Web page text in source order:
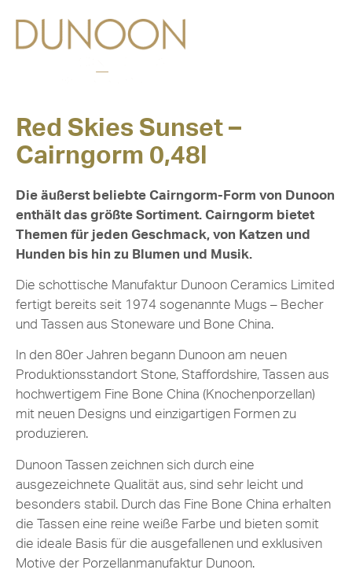
Red Skies Sunset –
Cairngorm 0,48l
Die äußerst beliebte Cairngorm-Form von Dunoon
enthält das größte Sortiment. Cairngorm bietet
Themen für jeden Geschmack, von Katzen und
Hunden bis hin zu Blumen und Musik.
Die schottische Manufaktur Dunoon Ceramics Limited
fertigt bereits seit 1974 sogenannte Mugs – Becher
und Tassen aus Stoneware und Bone China.
In den 80er Jahren begann Dunoon am neuen
Produktionsstandort Stone, Staffordshire, Tassen aus
hochwertigem Fine Bone China (Knochenporzellan)
mit neuen Designs und einzigartigen Formen zu
produzieren.
Dunoon Tassen zeichnen sich durch eine
ausgezeichnete Qualität aus, sind sehr leicht und
besonders stabil. Durch das Fine Bone China erhalten
die Tassen eine reine weiße Farbe und bieten somit
die ideale Basis für die ausgefallenen und exklusiven
Motive der Porzellanmanufaktur Dunoon.